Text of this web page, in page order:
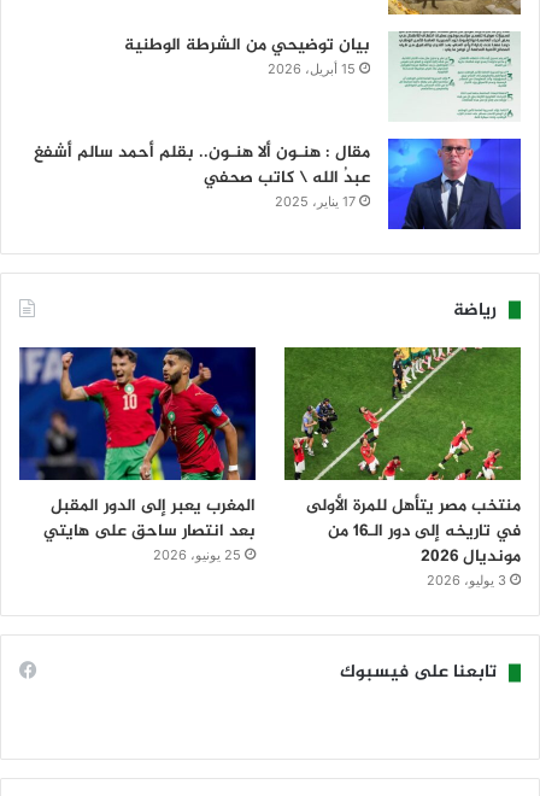
بيان توضيحي من الشرطة الوطنية
15 أبريل، 2026
مقال : هنـون ألا هنـون.. بقلم أحمد سالم أشفغ
عبدُ الله \ كاتب صحفي
17 يناير، 2025
رياضة
منتخب مصر يتأهل للمرة الأولى
في تاريخه إلى دور الـ16 من
مونديال 2026
3 يوليو، 2026
المغرب يعبر إلى الدور المقبل
بعد انتصار ساحق على هايتي
25 يونيو، 2026
تابعنا على فيسبوك